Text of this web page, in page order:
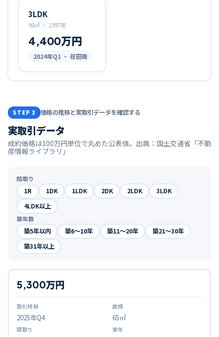
3LDK
90㎡ ・ 1997年
4,400万円
2024年Q1 ・ 荏田南
STEP 3 価格の推移と実取引データを確認する
実取引データ
成約価格は100万円単位で丸めた公表値。出典：国土交通省「不動
産情報ライブラリ」
間取り
1R 1DK 1LDK 2DK 2LDK
3LDK
4LDK以上
築年数
築5年以内 築6〜10年 築11〜20年
築21〜30年
築31年以上
2025年Q4
5,300万円
65㎡